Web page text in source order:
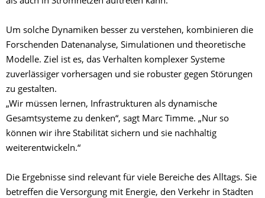
Um solche Dynamiken besser zu verstehen, kombinieren die
Forschenden Datenanalyse, Simulationen und theoretische
Modelle. Ziel ist es, das Verhalten komplexer Systeme
zuverlässiger vorhersagen und sie robuster gegen Störungen
zu gestalten.
„Wir müssen lernen, Infrastrukturen als dynamische
Gesamtsysteme zu denken“, sagt Marc Timme. „Nur so
können wir ihre Stabilität sichern und sie nachhaltig
weiterentwickeln.“
Die Ergebnisse sind relevant für viele Bereiche des Alltags. Sie
betreffen die Versorgung mit Energie, den Verkehr in Städten